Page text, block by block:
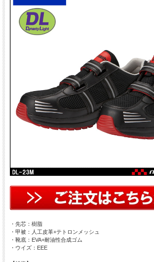
・先芯：樹脂
・甲被：人工皮革+テトロンメッシュ
・靴底：EVA+耐油性合成ゴム
・ウイズ：EEE